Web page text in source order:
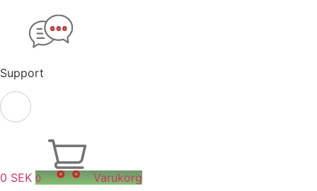
Support
0 SEK 0 Varukorg